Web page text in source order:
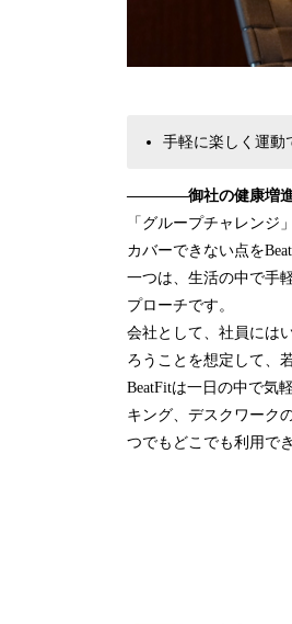
手軽に楽しく運動
――――御社の健康増進
「グループチャレンジ
カバーできない点を
一つは、生活の中で手
プローチです。
会社として、社員には
ろうことを想定して、
BeatFitは一日の中で気
キング、デスクワーク
つでもどこでも利用で